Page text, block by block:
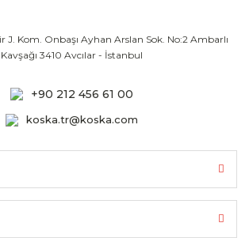
J. Kom. Onbaşı Ayhan Arslan Sok. No:2 Ambarlı
Kavşağı 3410 Avcılar - İstanbul
+90 212 456 61 00
koska.tr@koska.com